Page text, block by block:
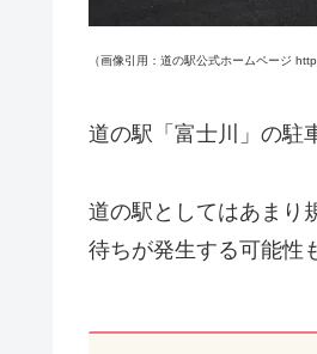
（画像引用：道の駅公式ホームページ
道の駅「富士川」の駐
道の駅としてはあまり
待ちが発生する可能性